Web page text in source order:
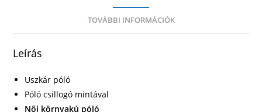
TOVÁBBI INFORMÁCIÓK
Leírás
Uszkár póló
Póló csillogó mintával
Női környakú póló